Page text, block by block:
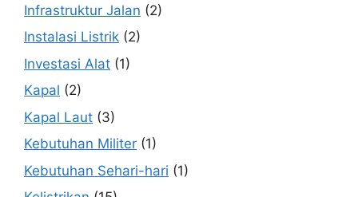
Infrastruktur Jalan (2)
Instalasi Listrik (2)
Investasi Alat (1)
Kapal (2)
Kapal Laut (3)
Kebutuhan Militer (1)
Kebutuhan Sehari-hari (1)